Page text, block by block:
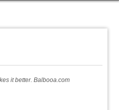
it better. Balbooa.com